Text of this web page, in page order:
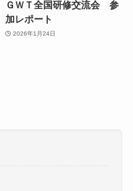
ＧＷＴ全国研修交流会 参
加レポート
2026年1月24日